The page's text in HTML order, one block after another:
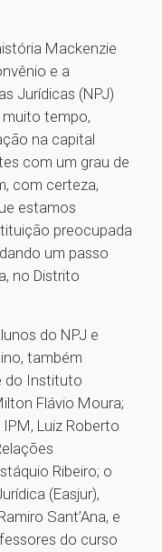
Mackenzie
e a
Jurídicas (NPJ)
tempo,
na capital
com um grau de
com certeza,
estamos
preocupada
um passo
no Distrito
do NPJ e
também
do Instituto
Flávio Moura;
Luiz Roberto
Ribeiro; o
(Easjur),
Sant’Ana, e
do curso